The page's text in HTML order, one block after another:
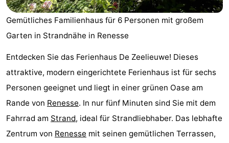
Buitenheem
-
Duinoord
-
Ginsterveld
-
Livingstone
-
Gemütliches Familienhaus für 6 Personen mit großem
Garten in Strandnähe in Renesse
Entdecken Sie das Ferienhaus De Zeelieuwe! Dieses
attraktive, modern eingerichtete Ferienhaus ist für sechs
Personen geeignet und liegt in einer grünen Oase am
Rande von Renesse. In nur fünf Minuten sind Sie mit dem
Fahrrad am Strand, ideal für Strandliebhaber. Das lebhafte
Zentrum von Renesse mit seinen gemütlichen Terrassen,